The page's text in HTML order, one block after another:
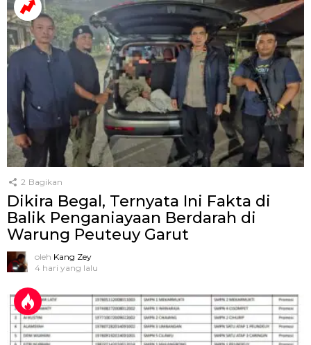
2 Bagikan
Dikira Begal, Ternyata Ini Fakta di
Balik Penganiayaan Berdarah di
Warung Peuteuy Garut
oleh Kang Zey
4 hari yang lalu